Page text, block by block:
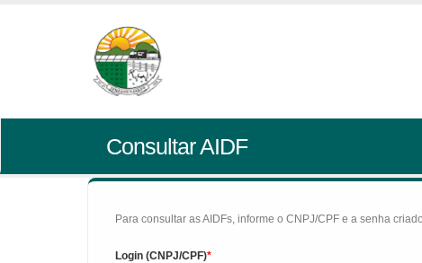
Consultar AIDF
Para consultar as AIDFs, informe o CNPJ/CPF e a senha
Login (CNPJ/CPF)